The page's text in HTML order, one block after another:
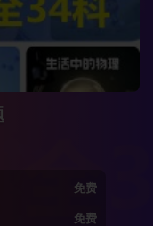
免费
免费